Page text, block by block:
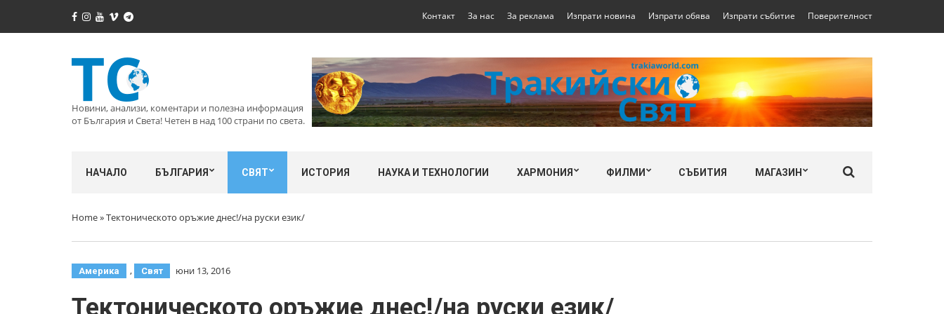
Контакт За нас За реклама Изпрати новина Изпрати обява Изпрати събитие Поверителност
Новини, анализи, коментари и полезна информация
от България и Света! Четен в над 100 страни по света.
НАЧАЛО БЪЛГАРИЯ СВЯТ ИСТОРИЯ НАУКА И ТЕХНОЛОГИИ ХАРМОНИЯ ФИЛМИ СЪБИТИЯ МАГАЗИН
Home»Тектоническото оръжие днес!/на руски език/
Америка , Свят юни 13, 2016
Тектоническото оръжие днес!/на руски език/